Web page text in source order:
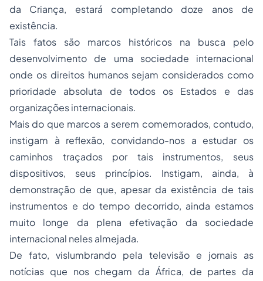
da Criança, estará completando doze anos de
existência.
Tais fatos são marcos históricos na busca pelo
desenvolvimento de uma sociedade internacional
onde os direitos humanos sejam considerados como
prioridade absoluta de todos os Estados e das
organizações internacionais.
Mais do que marcos a serem comemorados, contudo,
instigam à reflexão, convidando-nos a estudar os
caminhos traçados por tais instrumentos, seus
dispositivos, seus princípios. Instigam, ainda, à
demonstração de que, apesar da existência de tais
instrumentos e do tempo decorrido, ainda estamos
muito longe da plena efetivação da sociedade
internacional neles almejada.
De fato, vislumbrando pela televisão e jornais as
notícias que nos chegam da África, de partes da